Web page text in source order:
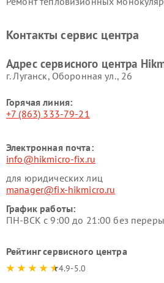
Контакты сервис центра
Адрес сервисного центра
г. Луганск, Оборонная ул., 26
Горячая линия:
+7 (863) 333-79-21
Электронная почта:
info@hikmicro-fix.ru
для юридических лиц
manager@fix-hikmicro.ru
График работы:
ПН-ВСК с 9:00 до 21:00 без
Рейтинг сервисного центра
4.9-5.0